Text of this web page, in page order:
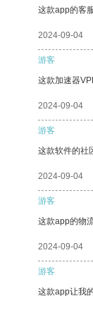
这款app的客
2024-09-04
游客
这款加速器
2024-09-04
游客
这款软件的社
2024-09-04
游客
这款app的物
2024-09-04
游客
这款app让我